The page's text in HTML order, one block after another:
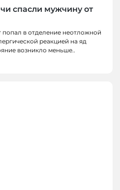
спасли мужчину от
попал в отделение неотложной
реакцией на яд
возникло меньше..